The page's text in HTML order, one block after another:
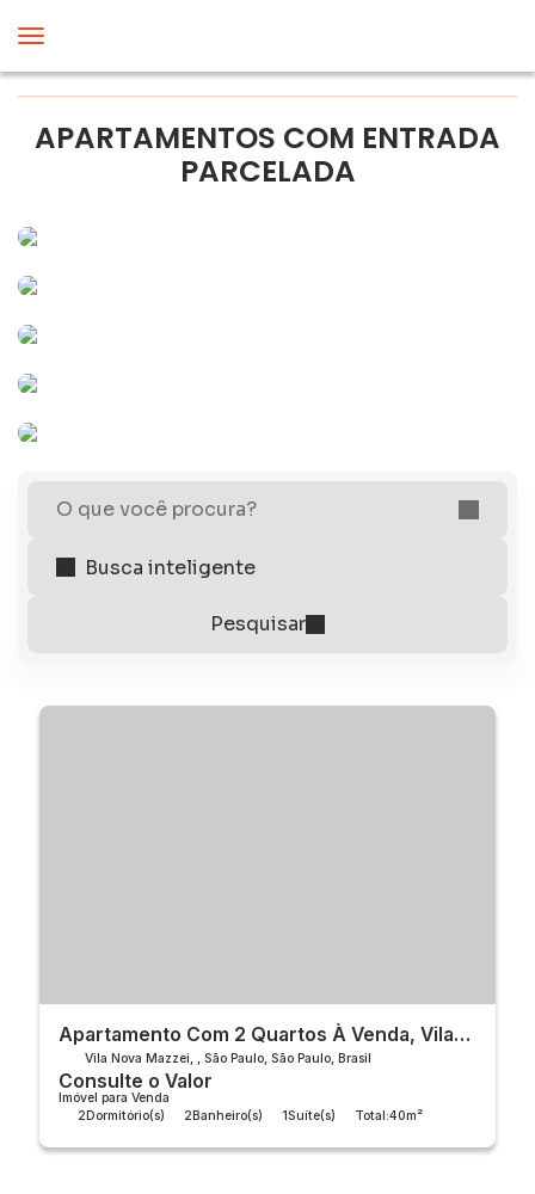
APARTAMENTOS COM ENTRADA
PARCELADA
O que você procura?
Apartamento Com 2 Quartos À Venda, Vila
Nova Mazzei - São Paulo
Vila Nova Mazzei São Paulo São Paulo Brasil
2Dormitório(s) 2Banheiro(s) 1Suíte(s) Total:40m²
Consulte o Valor
Imóvel para Venda